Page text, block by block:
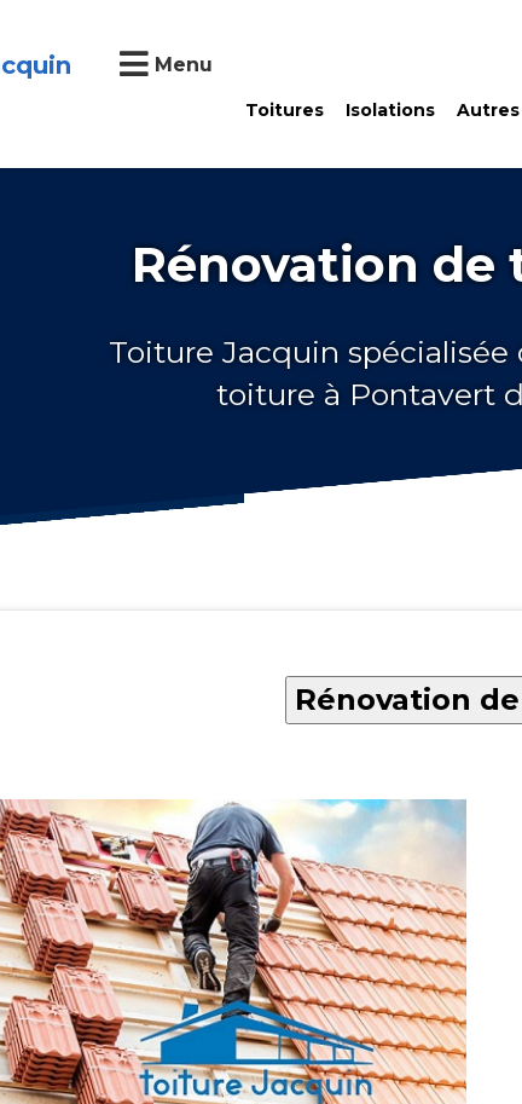
Menu
Toitures Isolations Autres
Rénovation
Toiture Jacquin
toiture à Pontavert
Rénovation